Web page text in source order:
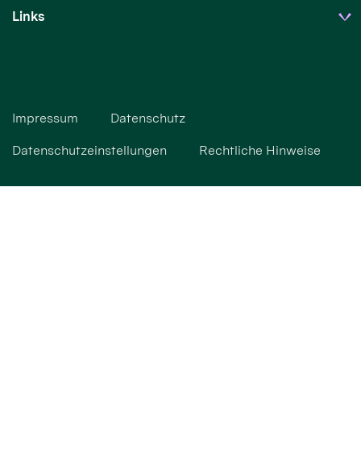
Links
Impressum Datenschutz
Datenschutzeinstellungen Rechtliche Hinweise